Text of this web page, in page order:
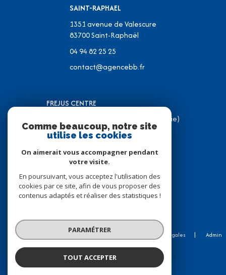
SAINT-RAPHAEL
1351 avenue de Valescure
83700Saint-Raphaël
04 94 82 25 25
contact@agencebb.fr
FREJUS CENTRE
31 Place J.C Formigé (Place de la Mairie)
83600 Fréjus
contact@agencebb.fr
© 2026 | Tous droits réservés
Nos partenaires Mentions légales
Admin
Comme beaucoup, notre site
utilise les cookies
On aimerait vous accompagner pendant
votre visite.
En poursuivant, vous acceptez l'utilisation des
cookies par ce site, afin de vous proposer des
contenus adaptés et réaliser des statistiques !
PARAMÉTRER
TOUT ACCEPTER